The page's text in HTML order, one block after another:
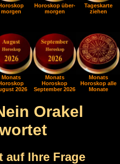
morgen
Horoskop über-
morgen
Tageskarte
ziehen
Monats
2026
Monats
Horoskop
September 2026
Monats
Horoskop alle
Monate
Orakel
auf Ihre Frage